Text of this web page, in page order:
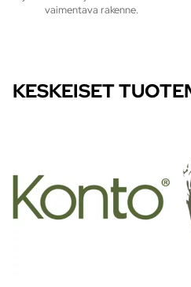
vaimentava rakenne.
KESKEISET